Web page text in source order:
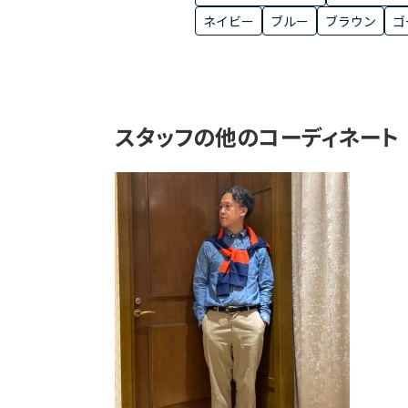
ネイビー
ブルー ブラウン
スタッフの他のコーディネート